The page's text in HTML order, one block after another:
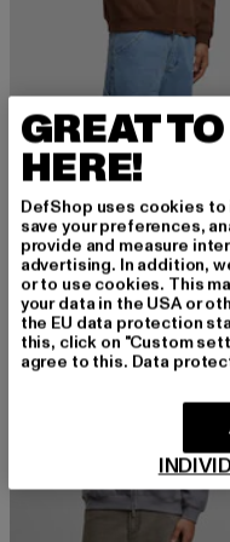
ANOTHER COTTON
Espresso Martini
59,39 EUR
Derzeitiger Preis: 59,39
89,99 EUR
-34%
GREAT
HERE!
DefShop uses cookies
save your preferences,
provide and measure
advertising. In addition,
or to use cookies. This
your data in the USA or
the EU data protection
this, click on "Custom
agree to this. Data